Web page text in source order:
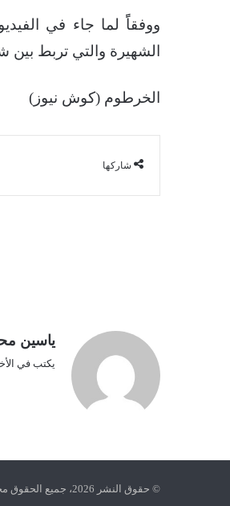
ووفقاًً لما جاء في
الشهيرة والتي تربط بين
الخرطوم (كوش نيوز)
شاركها
ياسين
يكتب في
© حقوق النشر 2026، جميع الحقوق محفوظة | كوش نيوز